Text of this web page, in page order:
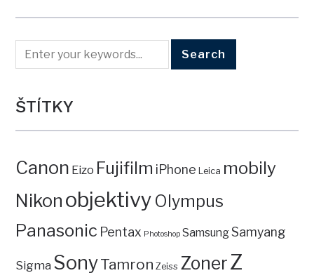
ŠTÍTKY
Canon Eizo Fujifilm iPhone Leica mobily
Nikon objektivy Olympus
Panasonic Pentax Photoshop SamsungSamyang
Sigma SonyTamron Zeiss ZonerZ